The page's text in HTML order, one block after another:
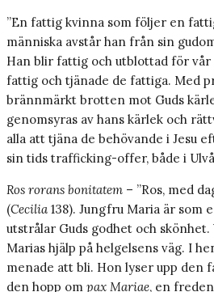
”En fattig kvinna som följer en
människa avstår han från sin
Han blir fattig och utblottad för
fattig och tjänade de fattiga. Med
brännmärkt brotten mot Guds
genomsyras av hans kärlek och
alla att tjäna de behövande i Jesu
sin tids trafficking-offer, både i
Ros rorans bonitatem – ”Ros, med
(Cecilia 138). Jungfru Maria är som
utstrålar Guds godhet och
Marias hjälp på helgelsens väg. I
menade att bli. Hon lyser upp den
den hopp om pax Mariae, en